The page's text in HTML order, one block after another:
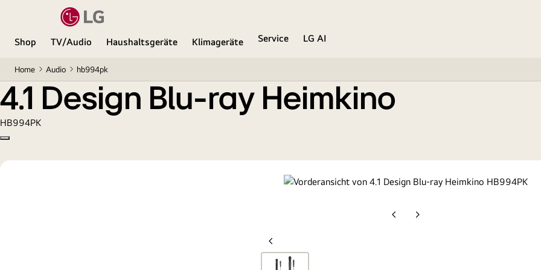
Shop TV/Audio Haushaltsgeräte Klimageräte Service
LG AI
Home Audio hb994pk
4.1 Design Blu-ray Heimkino
4.1 Design Blu-ray Heimkino
HB994PK
Copy model name
VorherigeNächste
Vorherige
Folie